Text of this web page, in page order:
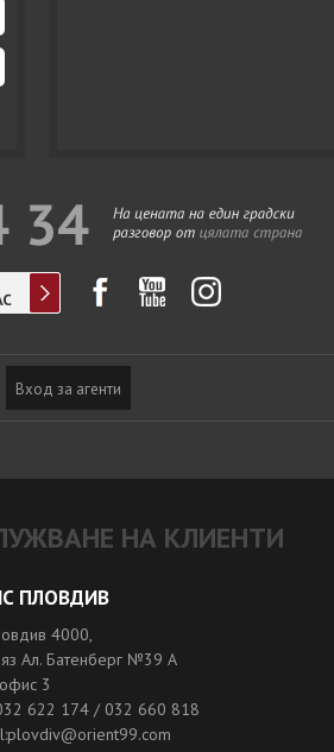
Вход за агенти
НА КЛИЕНТИ
ПЛОВДИВ
4000,
Ал. Батенберг №39 A
3
622 174 / 032 660 818